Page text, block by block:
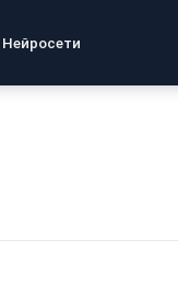
Нейросети